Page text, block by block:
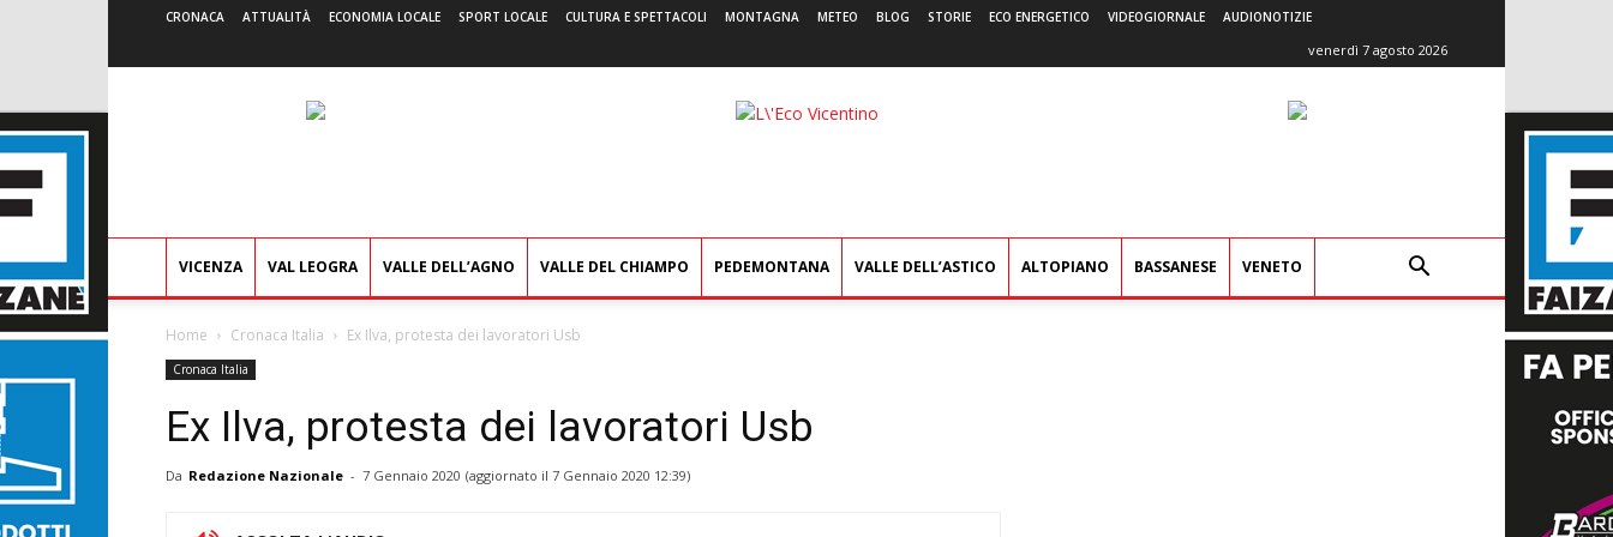
CRONACA ATTUALITÀ ECONOMIA LOCALE SPORT LOCALE CULTURA E SPETTACOLI MONTAGNA METEO BLOG STORIE ECO ENERGETICO VIDEOGIORNALE AUDIONOTIZIE
venerdì 7 agosto 2026
L'Eco
VICENZA VAL LEOGRA VALLE DELL’AGNO VALLE DEL CHIAMPO PEDEMONTANA VALLE DELL’ASTICO ALTOPIANO BASSANESE VENETO
Home Cronaca Italia Ex Ilva, protesta dei lavoratori Usb
Cronaca Italia
Ex Ilva, protesta dei lavoratori Usb
Da Redazione Nazionale - 7 Gennaio 2020 (aggiornato il 7 Gennaio 2020 12:39)